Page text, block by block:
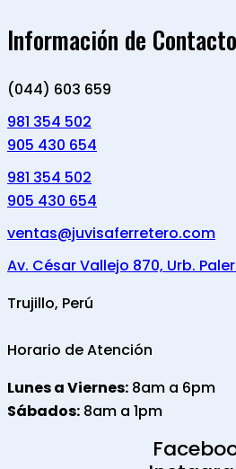
Información de Contacto
(044) 603 659
981 354 502
905 430 654
981 354 502
905 430 654
ventas@juvisaferretero.com
Av. César Vallejo 870, Urb.
Trujillo, Perú
Horario de Atención
Lunes a Viernes: 8am a 6pm
Sábados: 8am a 1pm